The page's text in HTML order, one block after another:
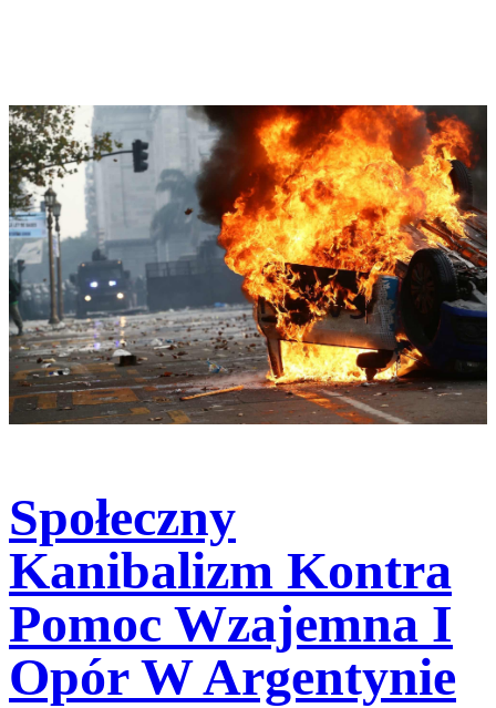
Społeczny
Kanibalizm Kontra
Pomoc Wzajemna I
Opór W Argentynie